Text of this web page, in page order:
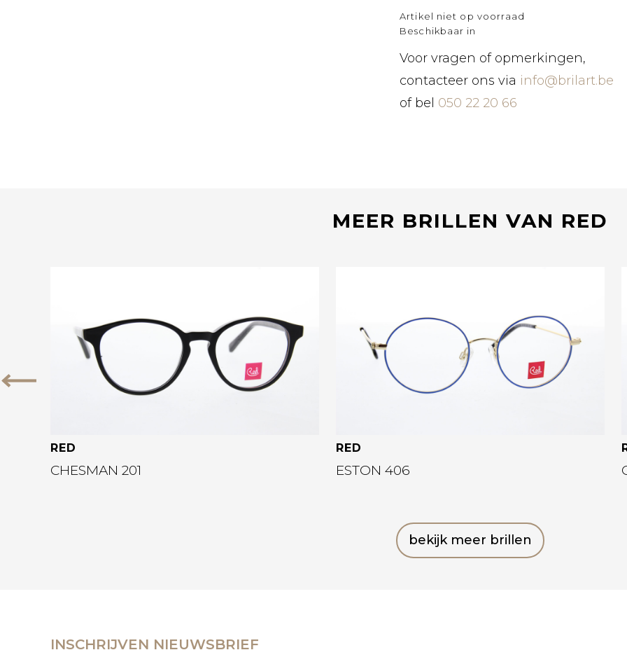
Artikel niet op voorraad
Beschikbaar in
Voor vragen of opmerkingen,
contacteer ons via info@brilart.be
of bel 050 22 20 66
MEER BRILLEN VAN RED
Vorige
RED
CHESMAN 201
RED
ESTON 406
bekijk meer brillen
INSCHRIJVEN NIEUWSBRIEF